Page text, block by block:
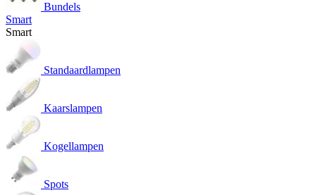
Bundels
Smart
Smart
Standaardlampen
Kaarslampen
Kogellampen
Spots